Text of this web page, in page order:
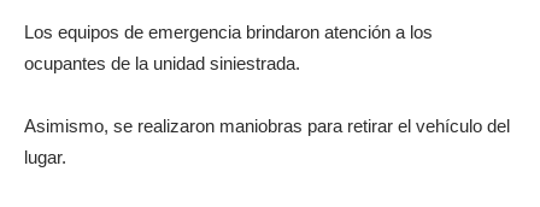
Los equipos de emergencia brindaron atención a los
ocupantes de la unidad siniestrada.
Asimismo, se realizaron maniobras para retirar el vehículo del
lugar.